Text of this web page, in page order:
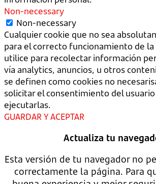
Non-necessary
Non-necessary
Cualquier cookie que no sea
para el correcto funcionamiento de la
utilice para recolectar información
vía analytics, anuncios, u otros
se definen como cookies no
solicitar el consentimiento del
ejecutarlas.
GUARDAR Y ACEPTAR
Actualiza tu
Esta versión de tu navegador no
correctamente la página. Para